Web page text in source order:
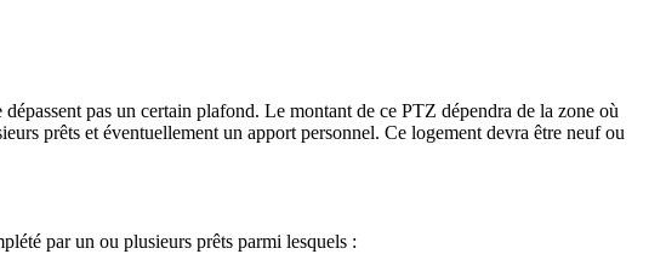
pas un certain plafond. Le montant de ce PTZ dépendra de la zone où
prêts et éventuellement un apport personnel. Ce logement devra être neuf ou
par un ou plusieurs prêts parmi lesquels :